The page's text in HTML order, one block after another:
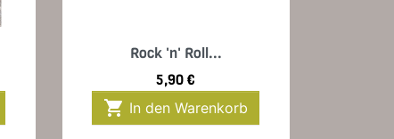
Vorschau
Rock 'n' Roll...
Preis
5,90 €
 In den Warenkorb